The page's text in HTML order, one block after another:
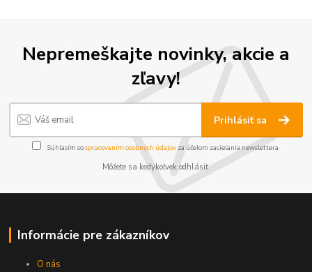
Nepremeškajte novinky, akcie a
zľavy!
Prihlásiť sa
Súhlasím sospracovaním osobných údajov za účelom zasielania newslettera.
Môžete sa kedykoľvek odhlásiť.
Informácie pre zákazníkov
O nás